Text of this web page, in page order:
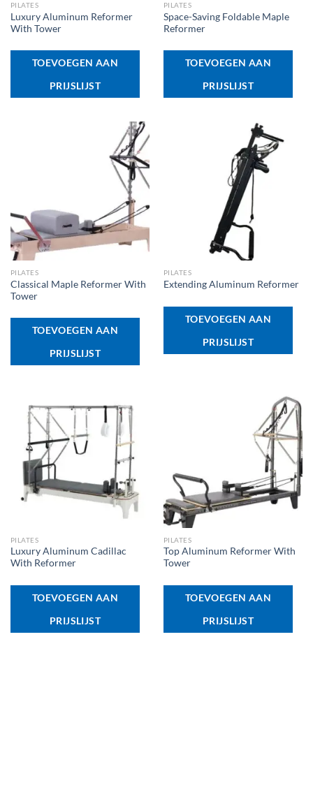
PILATES
Luxury Aluminum Reformer
With Tower
TOEVOEGEN AAN
PRIJSLIJST
PILATES
Space-Saving Foldable Maple
Reformer
TOEVOEGEN AAN
PRIJSLIJST
PILATES
Classical Maple Reformer With
Tower
TOEVOEGEN AAN
PRIJSLIJST
PILATES
Extending Aluminum Reformer
TOEVOEGEN AAN
PRIJSLIJST
PILATES
Luxury Aluminum Cadillac
With Reformer
TOEVOEGEN AAN
PRIJSLIJST
PILATES
Top Aluminum Reformer With
Tower
TOEVOEGEN AAN
PRIJSLIJST